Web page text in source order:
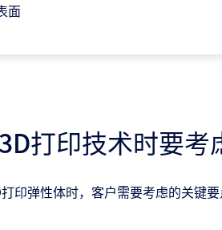
面
打印技术时要考
印弹性体时，客户需要考虑的关键